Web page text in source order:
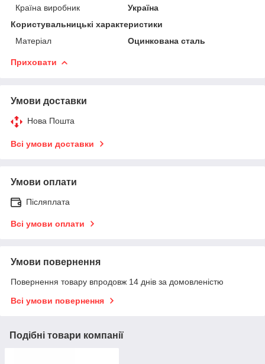
Країна виробник
Україна
Користувальницькі характеристики
Матеріал
Оцинкована сталь
Приховати
Умови доставки
Нова Пошта
Всі умови доставки
Умови оплати
Післяплата
Всі умови оплати
Умови повернення
Повернення товару впродовж 14 днів за домовленістю
Всі умови повернення
Подібні товари компанії